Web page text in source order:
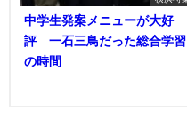
中学生発案メニューが大好
評 一石三鳥だった総合学習
の時間